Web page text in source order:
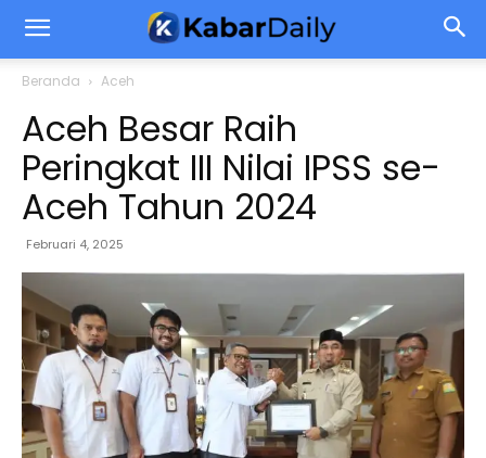
Beranda Aceh
Aceh Besar Raih
Peringkat III Nilai IPSS se-
Aceh Tahun 2024
Februari 4, 2025